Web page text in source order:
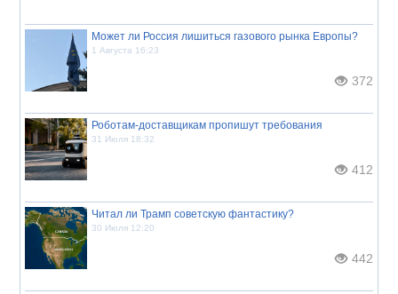
Может ли Россия лишиться газового рынка Европы?
1 Августа 16:23
372
Роботам-доставщикам пропишут требования
31 Июля 18:32
412
Читал ли Трамп советскую фантастику?
30 Июля 12:20
442